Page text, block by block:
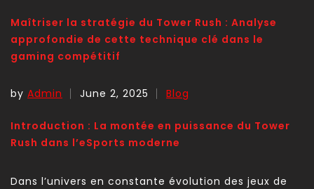
Maîtriser la stratégie du Tower Rush : Analyse
approfondie de cette technique clé dans le
gaming compétitif
by Admin June 2, 2025 Blog
Introduction : La montée en puissance du Tower
Rush dans l’eSports moderne
Dans l’univers en constante évolution des jeux de